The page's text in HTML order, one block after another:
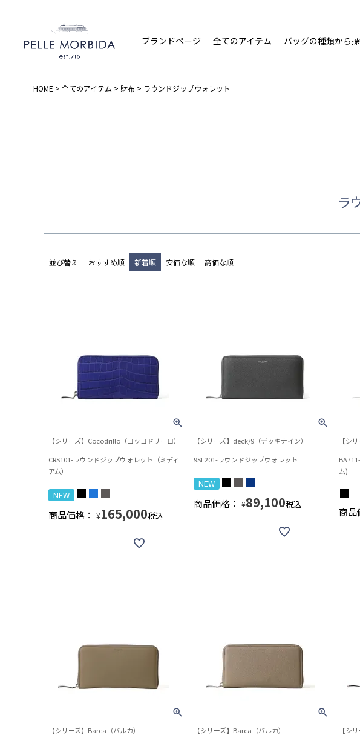
ブランドページ 全てのアイテム バッグの種類から
HOME 全てのアイテム 財布 ラウンドジップウォレット
ラ
並び替え おすすめ順 新着順 安価な順 高価な順
【シリーズ】Cocodrillo（コッコドリーロ）
CRS101-ラウンドジップウォレット（ミディ
アム）
NEW
商品価格： ¥165,000税込
【シリーズ】deck/9（デッキナイン）
9SL201-ラウンドジップウォレット
NEW
商品価格： ¥89,100税込
【シ
ム)
商品
【シリーズ】Barca（バルカ）
【シリーズ】Barca（バルカ）
【シ